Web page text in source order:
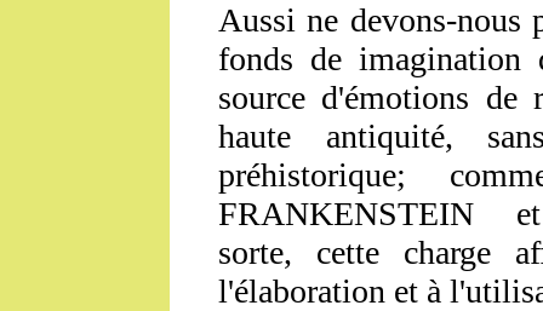
Aussi ne devons-nous
fonds de imagination
source d'émotions
haute antiquité,
préhistorique;
FRANKENSTEIN
sorte, cette charge
l'élaboration et à